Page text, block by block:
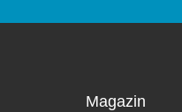
Magazin